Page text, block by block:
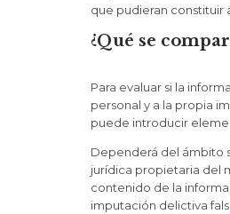
que pudieran constituir
¿Qué se
Para evaluar si la
personal y a la propia
puede introducir
Dependerá del ámbito
jurídica propietaria del
contenido de la
imputación delictiva